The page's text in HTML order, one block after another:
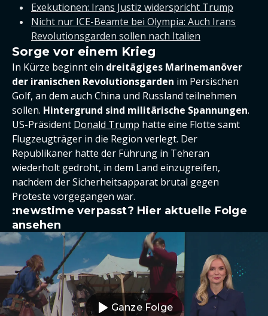
Exekutionen: Irans Justiz widerspricht Trump
Nicht nur ICE-Beamte bei Olympia: Auch Irans
Revolutionsgarden sollen nach Italien
Sorge vor einem Krieg
In Kürze beginnt ein dreitägiges Marinemanöver
der iranischen Revolutionsgarden im Persischen
Golf, an dem auch China und Russland teilnehmen
sollen. Hintergrund sind militärische Spannungen.
US-Präsident Donald Trump hatte eine Flotte samt
Flugzeugträger in die Region verlegt. Der
Republikaner hatte der Führung in Teheran
wiederholt gedroht, in dem Land einzugreifen,
nachdem der Sicherheitsapparat brutal gegen
Proteste vorgegangen war.
:newstime verpasst? Hier aktuelle Folge
ansehen
Ganze Folge